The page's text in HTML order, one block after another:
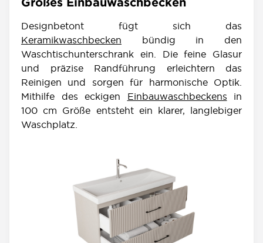
Designbetont fügt sich das
Keramikwaschbecken bündig in den
Waschtischunterschrank ein. Die feine Glasur
und präzise Randführung erleichtern das
Reinigen und sorgen für harmonische Optik.
Mithilfe des eckigen Einbauwaschbeckens in
100 cm Größe entsteht ein klarer, langlebiger
Waschplatz.